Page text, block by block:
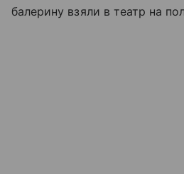
балерину взяли в театр на